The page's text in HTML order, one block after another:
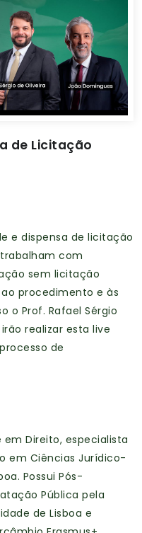
de Licitação
e dispensa de licitação
com
sem licitação
procedimento e às
o Prof. Rafael Sérgio
realizar esta live
de
em Direito, especialista
em Ciências Jurídico-
Possui Pós-
Pública pela
de Lisboa e